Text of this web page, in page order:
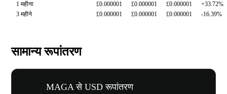
1 महीना
£0.000001 £0.000001 £0.000001
+33.72%
3 महीने
£0.000001 £0.000001 £0.000001 -16.39%
सामान्य रूपांतरण
MAGA से USD रूपांतरण